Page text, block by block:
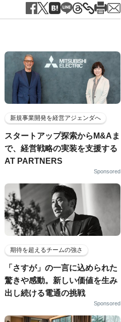
新規事業開発を経営アジェンダへ
スタートアップ探索からM&Aま
で、経営戦略の実装を支援する
AT PARTNERS
Sponsored
期待を超えるチームの強さ
「さすが」の一言に込められた
驚きや感動。新しい価値を生み
出し続ける電通の挑戦
Sponsored